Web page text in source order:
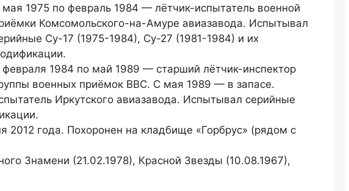
1975 по февраль 1984 — лётчик-испытатель военной
Комсомольского-на-Амуре авиазавода. Испытывал
Су-17 (1975-1984), Су-27 (1981-1984) и их
1984 по май 1989 — старший лётчик-инспектор
военных приёмок ВВС. С мая 1989 — в запасе.
Иркутского авиазавода. Испытывал серийные
года. Похоронен на кладбище «Горбрус» (рядом с
Знамени (21.02.1978), Красной Звезды (10.08.1967),